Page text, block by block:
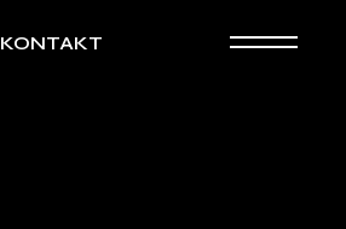
KONTAKT